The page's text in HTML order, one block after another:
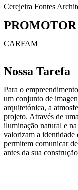
Cerejeira Fontes
PROMOTOR
CARFAM
Nossa Tarefa
Para o
um conjunto de
arquitetónica, a
projeto. Através de
iluminação natural e
valorizam a identidade
permitem comunicar
antes da sua